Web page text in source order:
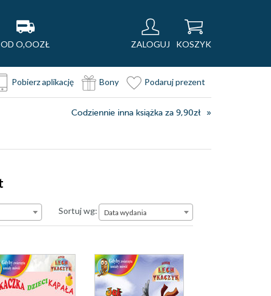
OD O,OOZŁ ZALOGUJ KOSZYK
Pobierz aplikację Bony Podaruj prezent
Codziennie inna książka za 9,90zł
Sortuj wg:Data wydania
Data wydania